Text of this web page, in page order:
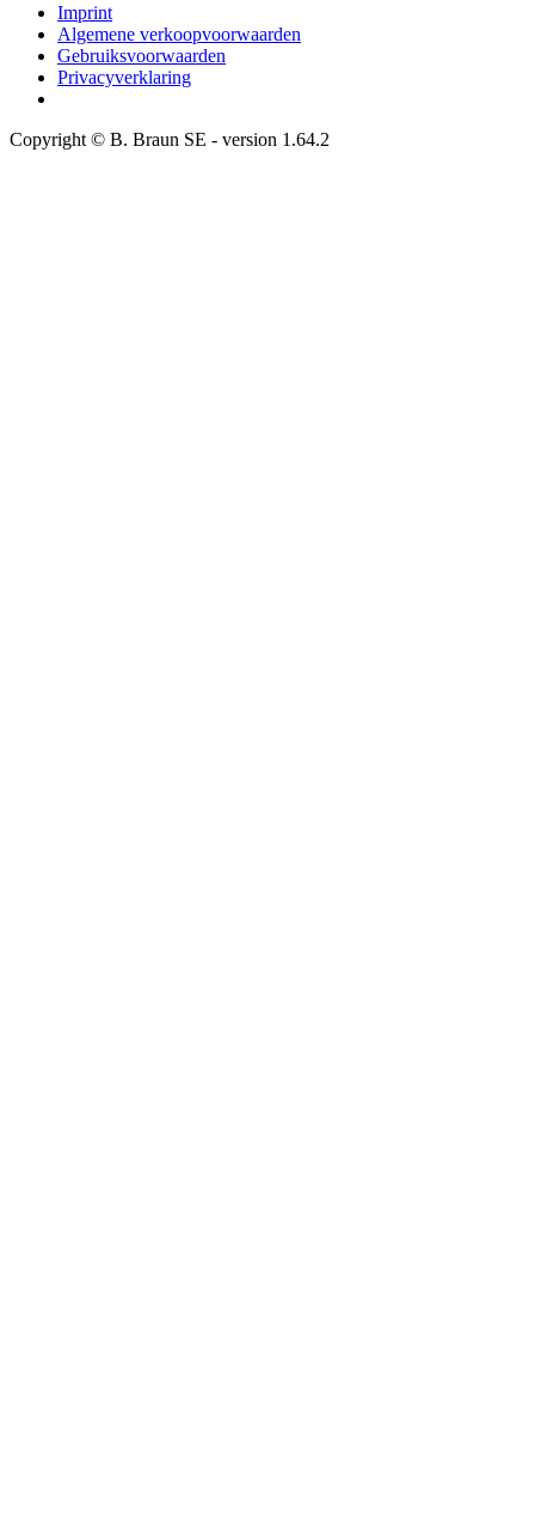
Imprint
Algemene verkoopvoorwaarden
Gebruiksvoorwaarden
Privacyverklaring
Copyright © B. Braun SE - version 1.64.2